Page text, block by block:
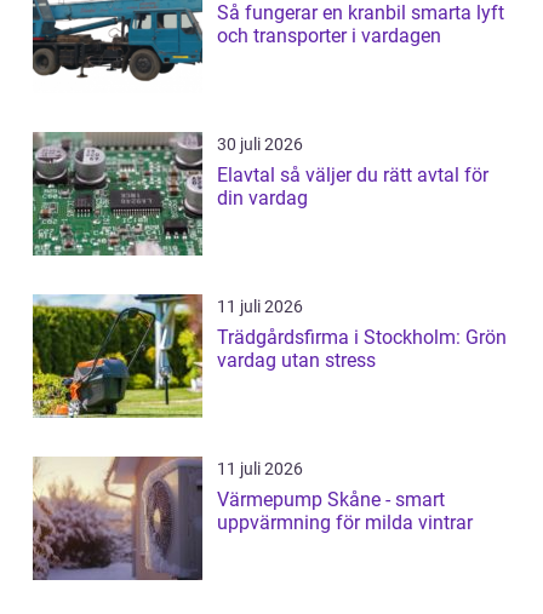
Så fungerar en kranbil smarta lyft
och transporter i vardagen
30 juli 2026
Elavtal så väljer du rätt avtal för
din vardag
11 juli 2026
Trädgårdsfirma i Stockholm: Grön
vardag utan stress
11 juli 2026
Värmepump Skåne - smart
uppvärmning för milda vintrar